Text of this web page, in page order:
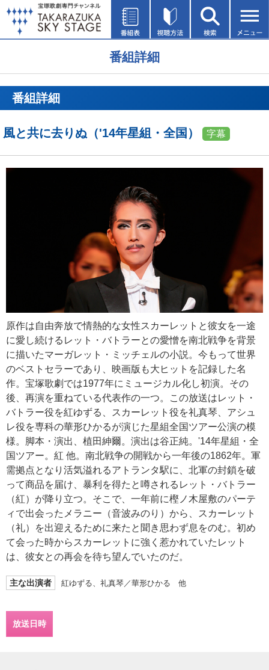
番組詳細
番組詳細
風と共に去りぬ（'14年星組・全国） 字幕
原作は自由奔放で情熱的な女性スカーレットと彼女を一途
に愛し続けるレット・バトラーとの愛憎を南北戦争を背景
に描いたマーガレット・ミッチェルの小説。今もって世界
のベストセラーであり、映画版も大ヒットを記録した名
作。宝塚歌劇では1977年にミュージカル化し初演。その
後、再演を重ねている代表作の一つ。この放送はレット・
バトラー役を紅ゆずる、スカーレット役を礼真琴、アシュ
レ役を専科の華形ひかるが演じた星組全国ツアー公演の模
様。脚本・演出、植田紳爾。演出は谷正純。'14年星組・全
国ツアー。紅 他。南北戦争の開戦から一年後の1862年。軍
需拠点となり活気溢れるアトランタ駅に、北軍の封鎖を破
って商品を届け、暴利を得たと噂されるレット・バトラー
（紅）が降り立つ。そこで、一年前に樫ノ木屋敷のパーテ
ィで出会ったメラニー（音波みのり）から、スカーレット
（礼）を出迎えるために来たと聞き思わず息をのむ。初め
て会った時からスカーレットに強く惹かれていたレット
は、彼女との再会を待ち望んでいたのだ。
主な出演者 紅ゆずる、礼真琴／華形ひかる 他
放送日時